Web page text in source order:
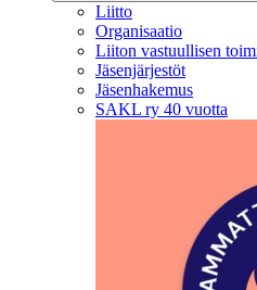
Liitto
Organisaatio
Liiton vastuullisen
Jäsenjärjestöt
Jäsenhakemus
SAKL ry 40 vuotta